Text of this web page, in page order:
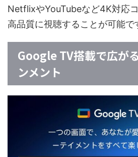
NetflixやYouTubeなど4K対応
高品質に視聴することが可能で
Google TV搭載で広が
ンメント